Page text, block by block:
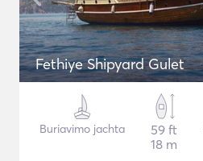
Fethiye Shipyard Gulet
Buriavimo jachta
59 ft
18 m